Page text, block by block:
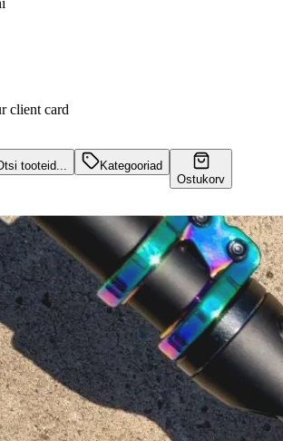
client card
tooteid...
Kategooriad
Ostukorv